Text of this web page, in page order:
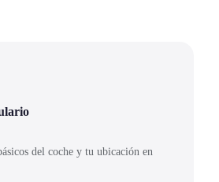
del coche y tu ubicación en